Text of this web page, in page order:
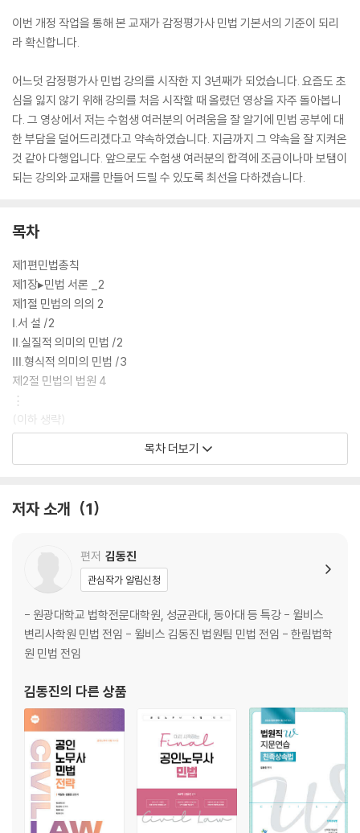
이번 개정 작업을 통해 본 교재가 감정평가사 민법 기본서의 기준이 되리
라 확신합니다.
어느덧 감정평가사 민법 강의를 시작한 지 3년째가 되었습니다. 요즘도 초
심을 잃지 않기 위해 강의를 처음 시작할 때 올렸던 영상을 자주 돌아봅니
다. 그 영상에서 저는 수험생 여러분의 어려움을 잘 알기에 민법 공부에 대
한 부담을 덜어드리겠다고 약속하였습니다. 지금까지 그 약속을 잘 지켜온
것 같아 다행입니다. 앞으로도 수험생 여러분의 합격에 조금이나마 보탬이
되는 강의와 교재를 만들어 드릴 수 있도록 최선을 다하겠습니다.
목차
제1편민법총칙
제1장▸민법 서론 _2
제1절 민법의 의의 2
Ⅰ.서 설 /2
Ⅱ.실질적 의미의 민법 /2
Ⅲ.형식적 의미의 민법 /3
제2절 민법의 법원 4
⋮
(이하 생략)
제2장▸법률관계와 신의성실의 원칙 _8
Ⅰ.의 의 /8
│제2관│권리와 의무 8
(이하 생략)
제3장▸권리의 주체 _21
제1절 자연인 21
Ⅰ.서 설 /21
Ⅱ.권리능력의 시기 /21
Ⅲ.권리능력의 종기 /23
(이하 생략)
제4장▸권리의 객체 _75
Ⅰ.총 설 /75
목차 더보기
저자 소개 1
편저 김동진
관심작가 알림신청
- 원광대학교 법학전문대학원, 성균관대, 동아대 등 특강 - 윌비스
변리사학원 민법 전임 - 윌비스 김동진 법원팀 민법 전임 - 한림법학
원 민법 전임
김동진의 다른 상품